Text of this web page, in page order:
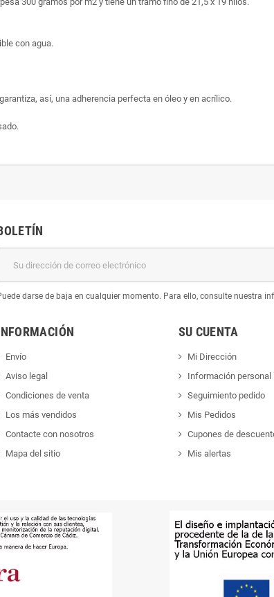
con agua.
así, una adherencia perfecta en óleo y en acrílico.
darse de baja en cualquier momento. Para ello, consulte nuestra
Envío
Aviso legal
Condiciones de venta
Los más vendidos
Contacte con nosotros
Mapa del sitio
SU CUENTA
Mi Dirección
Información personal
Seguimiento pedido
Mis Pedidos
Cupones de
Mis alertas